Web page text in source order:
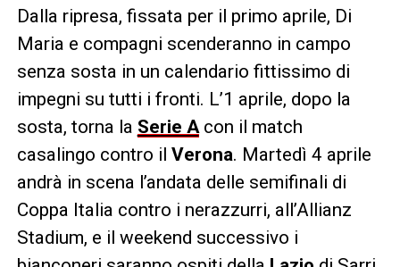
Dalla ripresa, fissata per il primo aprile, Di
Maria e compagni scenderanno in campo
senza sosta in un calendario fittissimo di
impegni su tutti i fronti. L’1 aprile, dopo la
sosta, torna la Serie Acon il match
casalingo contro il Verona. Martedì 4 aprile
andrà in scena l’andata delle semifinali di
Coppa Italia contro i nerazzurri, all’Allianz
Stadium, e il weekend successivo i